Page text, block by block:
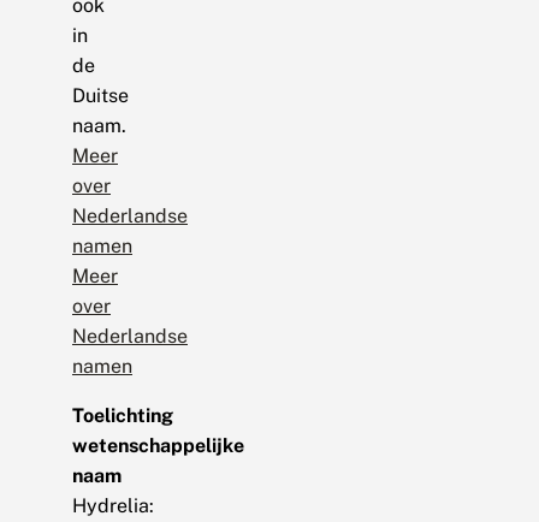
ook
in
de
Duitse
naam.
Meer
over
Nederlandse
namen
Meer
over
Nederlandse
namen
Toelichting
wetenschappelijke
naam
Hydrelia: